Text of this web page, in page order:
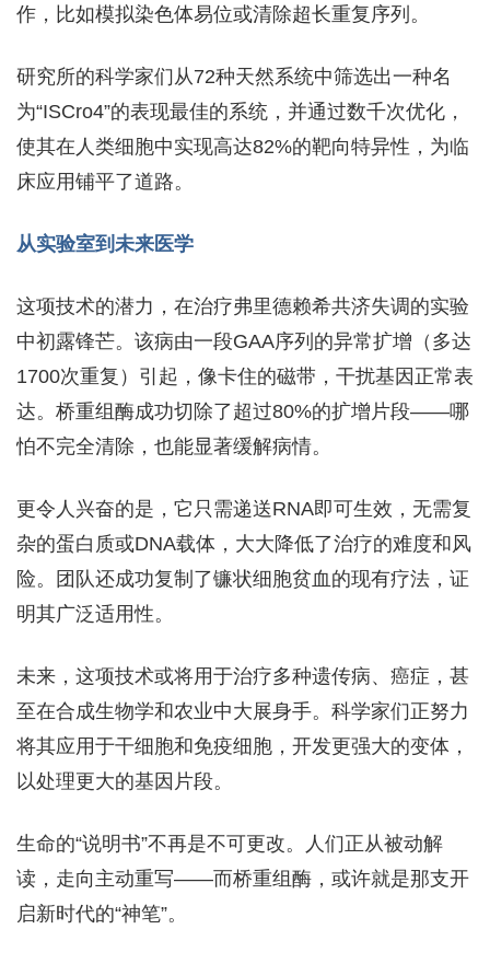
作，比如模拟染色体易位或清除超长重复序列。
研究所的科学家们从72种天然系统中筛选出一种名
为“ISCro4”的表现最佳的系统，并通过数千次优化，
使其在人类细胞中实现高达82%的靶向特异性，为临
床应用铺平了道路。
从实验室到未来医学
这项技术的潜力，在治疗弗里德赖希共济失调的实验
中初露锋芒。该病由一段GAA序列的异常扩增（多达
1700次重复）引起，像卡住的磁带，干扰基因正常表
达。桥重组酶成功切除了超过80%的扩增片段——哪
怕不完全清除，也能显著缓解病情。
更令人兴奋的是，它只需递送RNA即可生效，无需复
杂的蛋白质或DNA载体，大大降低了治疗的难度和风
险。团队还成功复制了镰状细胞贫血的现有疗法，证
明其广泛适用性。
未来，这项技术或将用于治疗多种遗传病、癌症，甚
至在合成生物学和农业中大展身手。科学家们正努力
将其应用于干细胞和免疫细胞，开发更强大的变体，
以处理更大的基因片段。
生命的“说明书”不再是不可更改。人们正从被动解
读，走向主动重写——而桥重组酶，或许就是那支开
启新时代的“神笔”。